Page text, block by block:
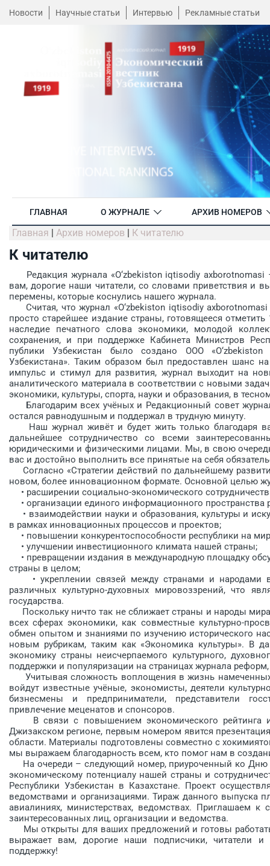
Новости Научные статьи Интервью Рекламные статьи
ГЛАВНАЯ О ЖУРНАЛЕ АРХИВ НОМЕРОВ
Главная | Архив номеров | К читателю
К читателю
Редакция журнала «O‘zbekiston iqtisodiy axborotnomasi
вам, дорогие наши читатели, со словами приветствия и
перемены, которые коснулись нашего журнала.
Считая, что журнал «O‘zbekiston iqtisodiy
просто старейшее издание страны, готовящееся
наследие печатного слова экономики, молодой
сохранения, и при поддержке Кабинета Министров
публики Узбекистан было создано ООО
Узбекистана». Таким образом был предоставлен шанс
импульс и стимул для развития, журнал выходит на
аналитического материала в соответствии с новыми
экономики, культуры, спорта, науки и об­разования, в
Благодарим всех учёных и Редакционный совет
остался равнодушным и поддержал в трудную минуту.
Наш журнал живёт и будет жить только благодаря
дальнейшее сотрудничество со всеми
юридическими и физическими лицами. Мы, в свою
вас и достойно выполнить все принятые на себя
Согласно «Стратегии действий по дальнейшему
новом, более инновационном формате. Основной целью
• расширении социально-экономического
• организации единого информационного пространства
• взаимодействии науки и образования, культуры и
в рамках инновационных процессов и проектов;
• повышении конкурентоспособности республики на
• улучшении инвестиционного климата нашей страны;
• превращении издания в международную площадку
страны в целом;
• укреплении связей между странами и народами в
различных культурно-духовных мировоззрений, что
государства.
Поскольку ничто так не сближает страны и народы
всех сферах экономики, как совместные культурно-
обмен опытом и знаниями по изучению исторического
новым рубрикам, таким как «Экономика культуры». В
экономику страны неисчерпаемого культурного,
поддержки и популяризации на страницах журнала
Учитывая сложность воплощения в жизнь
войдут известные учёные, экономисты, деятели
бизнесмены и предприниматели, представители
привлечение меценатов и спонсоров.
В связи с повышением экономического рейтинга и
Джизакском регионе, первым номером явится
области. Материалы подготовлены совместно с
мы выражаем благодарность всем, кто помог нам в
На очереди – следующий номер, приуроченный ко Дню
экономическому потенциалу нашей страны и
Республики Узбекистан в Казахстане. Проект
ведомствами и организациями. Тираж данного выпуска
авиалиниях, министерствах, ведомствах. Приглашаем к
заинтересован­ных лиц, организации и ведомства.
Мы открыты для ваших предложений и готовы
выражает вам, дорогие наши подписчики, читатели и
поддержку!